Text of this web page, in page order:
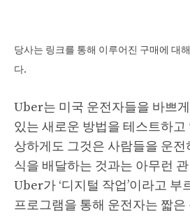
당사는 링크를 통해 이루어진 구매에 대
다.
Uber는 미국 운전자들을 바쁘
있는 새로운 방법을 테스트하고
상하게도 그것은 사람들을 운
식을 배달하는 것과는 아무런
Uber가 ‘디지털 작업’이라고 부
프로그램을 통해 운전자는 짧